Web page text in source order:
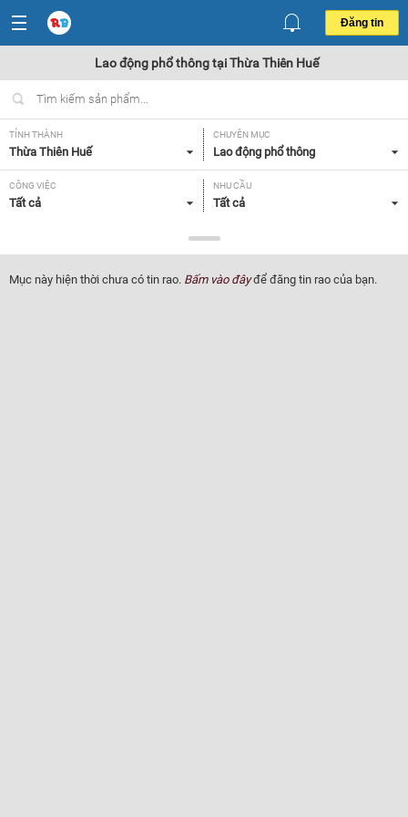
Đăng tin
Lao động phổ thông tại Thừa Thiên Huế
TỈNH THÀNH
Thừa Thiên Huế
CHUYÊN MỤC
Lao động phổ thông
CÔNG VIỆC
Tất cả
NHU CẦU
Tất cả
Tất cả
Mục này hiện thời chưa có tin rao. Bấm vào đâyđể đăng tin rao của bạn.